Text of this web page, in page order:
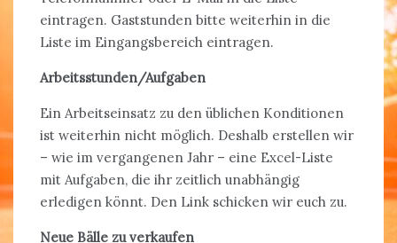
eintragen. Gaststunden bitte weiterhin in die
Liste im Eingangsbereich eintragen.
Arbeitsstunden/Aufgaben
Ein Arbeitseinsatz zu den üblichen Konditionen
ist weiterhin nicht möglich. Deshalb erstellen wir
– wie im vergangenen Jahr – eine Excel-Liste
mit Aufgaben, die ihr zeitlich unabhängig
erledigen könnt. Den Link schicken wir euch zu.
Neue Bälle zu verkaufen